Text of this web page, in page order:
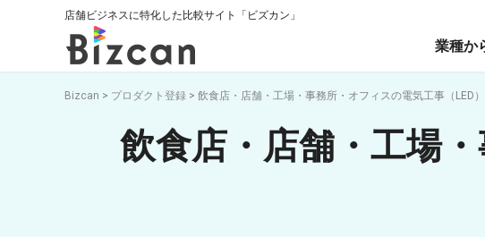
店舗ビジネスに特化した比較サイト「ビズカン」
業種か
Bizcan > プロダクト登録 > 飲食店・店舗・工場・事務所・オフィスの電気工事（LED）
飲食店・店舗・工場